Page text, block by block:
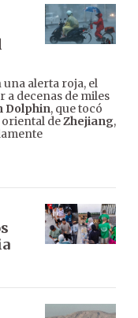
alerta roja, el
decenas de miles
Dolphin, que tocó
deZhejiang,